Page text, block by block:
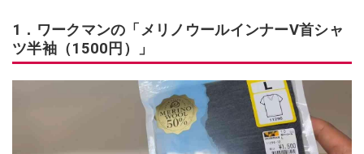
1．ワークマンの「メリノウールインナーV首シャ
ツ半袖（1500円）」